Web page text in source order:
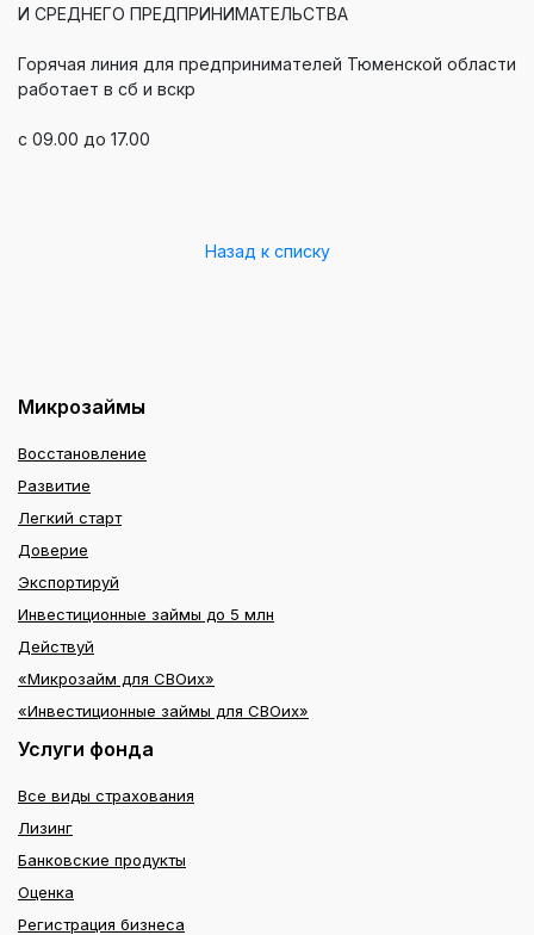
И СРЕДНЕГО ПРЕДПРИНИМАТЕЛЬСТВА
Горячая линия для предпринимателей Тюменской области
работает в сб и вскр
с 09.00 до 17.00
Назад к списку
Микрозаймы
Восстановление
Развитие
Легкий старт
Доверие
Экспортируй
Инвестиционные займы до 5 млн
Действуй
«Микрозайм для СВОих»
«Инвестиционные займы для СВОих»
Услуги фонда
Все виды страхования
Лизинг
Банковские продукты
Оценка
Регистрация бизнеса